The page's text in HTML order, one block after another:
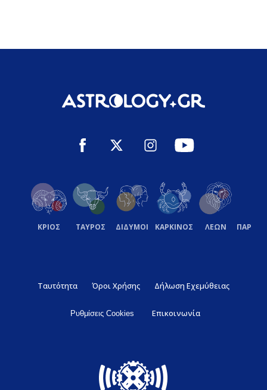
ΚΡΙΟΣ ΤΑΥΡΟΣ ΔΙΔΥΜΟΙ ΚΑΡΚΙΝΟΣ ΛΕΩΝ
Ταυτότητα Όροι Χρήσης Δήλωση Εχεμύθειας
Ρυθμίσεις Cookies Επικοινωνία